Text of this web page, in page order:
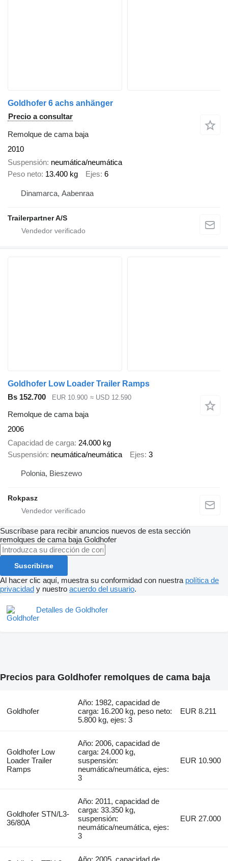
Goldhofer 6 achs anhänger
Precio a consultar
Remolque de cama baja
2010
Suspensión neumática/neumática
Peso neto 13.400 kg Ejes 6
Dinamarca, Aabenraa
Trailerpartner A/S
Goldhofer Low Loader Trailer Ramps
Bs 152.700
EUR 10.900 ≈ USD 12.590
Remolque de cama baja
2006
Capacidad de carga 24.000 kg
Suspensión neumática/neumática Ejes 3
Polonia, Bieszewo
Rokpasz
Suscríbase para recibir anuncios nuevos de esta sección
remolques de cama baja Goldhofer
Suscribirse
Al hacer clic aquí, muestra su conformidad con nuestra política de
privacidad y nuestro acuerdo del usuario.
Detalles de Goldhofer
Precios para Goldhofer remolques de cama baja
Goldhofer
Año: 1982, capacidad de
carga: 16.200 kg, peso neto:
5.800 kg, ejes: 3
EUR 8.211
Goldhofer Low
Loader Trailer
Ramps
Año: 2006, capacidad de
carga: 24.000 kg,
suspensión:
neumática/neumática, ejes:
3
EUR 10.900
Goldhofer STN/L3-
36/80A
Año: 2011, capacidad de
carga: 33.350 kg,
suspensión:
neumática/neumática, ejes:
3
EUR 27.000
Año: 2005, capacidad de